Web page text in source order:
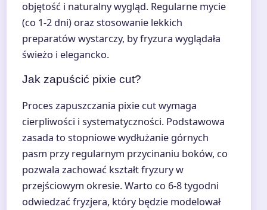
objętość i naturalny wygląd. Regularne mycie
(co 1-2 dni) oraz stosowanie lekkich
preparatów wystarczy, by fryzura wyglądała
świeżo i elegancko.
Jak zapuścić pixie cut?
Proces zapuszczania pixie cut wymaga
cierpliwości i systematyczności. Podstawowa
zasada to stopniowe wydłużanie górnych
pasm przy regularnym przycinaniu boków, co
pozwala zachować kształt fryzury w
przejściowym okresie. Warto co 6-8 tygodni
odwiedzać fryzjera, który będzie modelował